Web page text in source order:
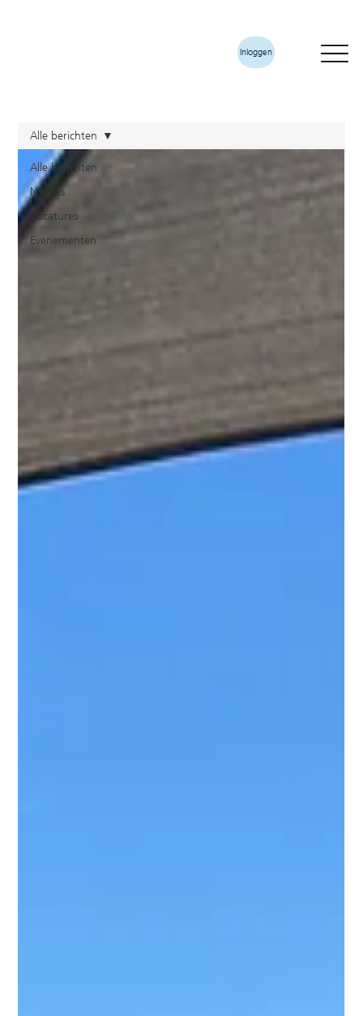
Inloggen
Alle berichten
Nieuws
Vacatures
Evenementen
Alle berichten